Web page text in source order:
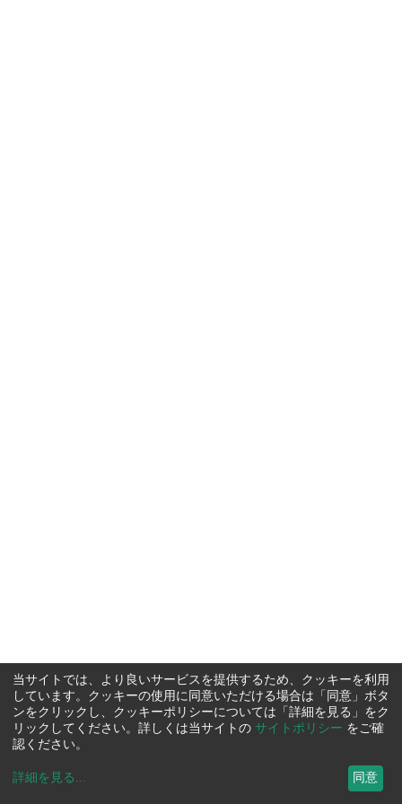
当サイトでは、より良いサービスを提供するため、クッキーを利用
しています。クッキーの使用に同意いただける場合は「同意」ボタ
ンをクリックし、クッキーポリシーについては「詳細を見る」をク
リックしてください。詳しくは当サイトの サイトポリシー をご確
認ください。
詳細を見る ... 同意